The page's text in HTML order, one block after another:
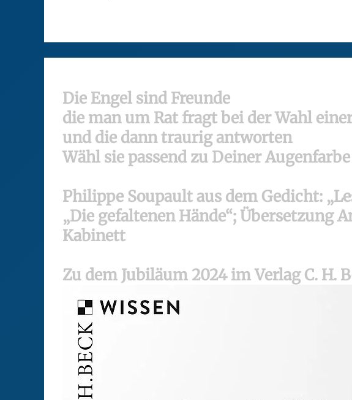
Die Engel sind Freunde
die man um Rat fragt bei der Wahl
und die dann traurig antworten
Wähl sie passend zu Deiner Augenfarbe
Philippe Soupault aus dem Gedicht:
„Die gefaltenen Hände“; Übersetzung
Kabinett
Zu dem Jubiläum 2024 im Verlag C. H.